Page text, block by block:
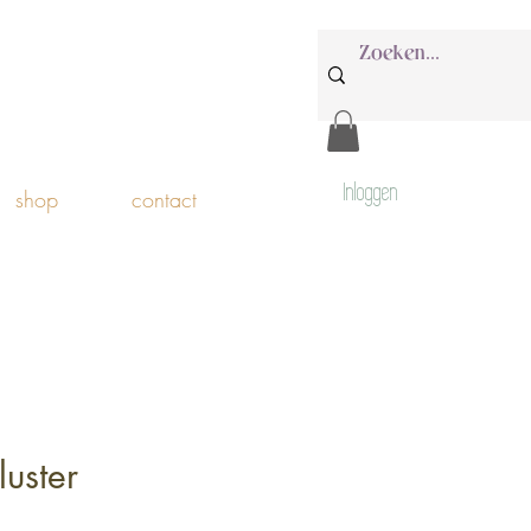
shop contact Inloggen